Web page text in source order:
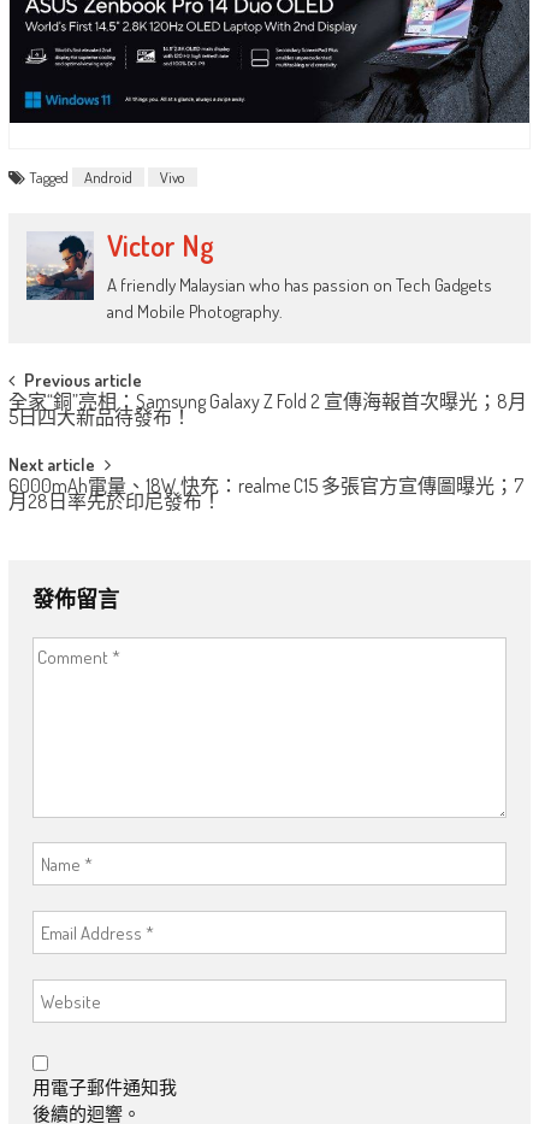
Tagged Android Vivo
Victor Ng
A friendly Malaysian who has passion on Tech Gadgets
and Mobile Photography.
Post
navigation
Previous article
全家“銅”亮相：Samsung Galaxy Z Fold 2 宣傳海報首次曝光；8月
5日四大新品待發布！
Next article
6000mAh電量、18W 快充：realme C15 多張官方宣傳圖曝光；7
月28日率先於印尼發布！
發佈留言
用電子郵件通知我
後續的迴響。